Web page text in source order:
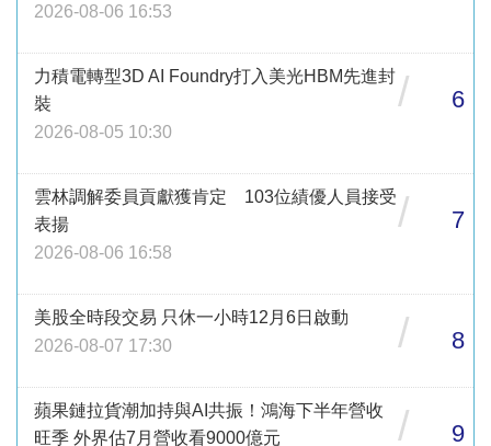
2026-08-06 16:53
力積電轉型3D AI Foundry打入美光HBM先進封
裝
2026-08-05 10:30
/ 6
雲林調解委員貢獻獲肯定 103位績優人員接受
表揚
2026-08-06 16:58
/ 7
美股全時段交易 只休一小時12月6日啟動
2026-08-07 17:30
/ 8
蘋果鏈拉貨潮加持與AI共振！鴻海下半年營收
旺季 外界估7月營收看9000億元
/ 9